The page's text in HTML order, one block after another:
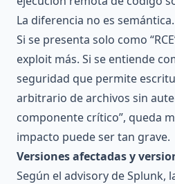
La diferencia no es
Si se presenta solo como
exploit más. Si se entiende
seguridad que permite
arbitrario de archivos sin
componente crítico”, queda
impacto puede ser tan grave.
Versiones afectadas y
Según el advisory de Splunk,